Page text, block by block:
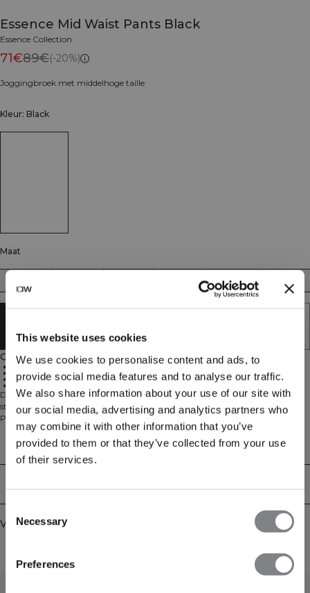
This website uses cookies
We use cookies to personalise content and ads, to
provide social media features and to analyse our traffic.
We also share information about your use of our site with
our social media, advertising and analytics partners who
may combine it with other information that you’ve
provided to them or that they’ve collected from your use
of their services.
Consent
Selection
Necessary
Preferences
Essence Mid Waist Pants Black
Essence Collection
71€89€(-20%)
Joggingbroek met middelhoge taille
Kleur: Black
Maat
XL
HOOGTE
Omschrijving
Katoenen French terry
Middelhoge taille
Rechte pijpen
Normale pasvorm
Deze rechte broek is gemaakt van zwaar katoenen French terry en biedt een
strakke, klassieke uitstraling met een comfortabele mid-waist pasvorm.
Perfect voor dagelijks gebruik of te combineren met je favoriete hoodie of
crewneck voor een relaxte, gecoördineerde look.
Technische aspecten
Vergelijkbare producten